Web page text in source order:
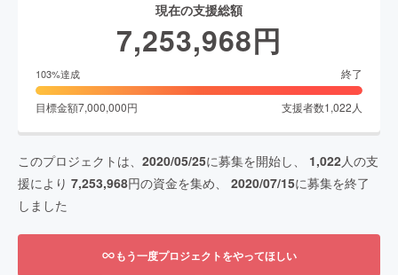
現在の支援総額
7,253,968円
103%達成 終了
目標金額7,000,000円 支援者数1,022人
このプロジェクトは、 2020/05/25に募集を開始し、 1,022人の支
援により 7,253,968円の資金を集め、 2020/07/15に募集を終了
しました
もう一度プロジェクトをやってほしい